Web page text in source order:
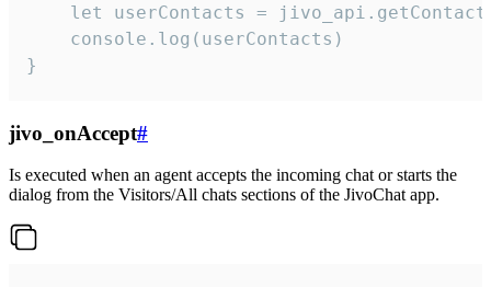
let userContacts =
    console.log(userContacts)
}
jivo_onAccept#
Is executed when an agent accepts the incoming chat or starts the
dialog from the Visitors/All chats sections of the JivoChat app.